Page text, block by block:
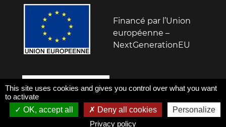
This site uses cookies and gives you control over what you want
to activate
OK, accept all
Deny all cookies
Personalize
Privacy policy
Financé par l’Union
européenne –
NextGenerationEU
Ce site a été financé
cadre de France
Relance.